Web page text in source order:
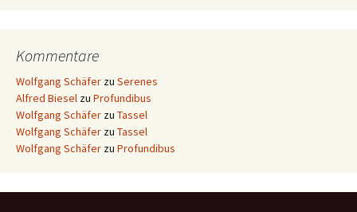
Kommentare
Wolfgang Schäfer zu Serenes
Alfred Biesel zu Profundibus
Wolfgang Schäfer zu Tassel
Wolfgang Schäfer zu Tassel
Wolfgang Schäfer zu Profundibus